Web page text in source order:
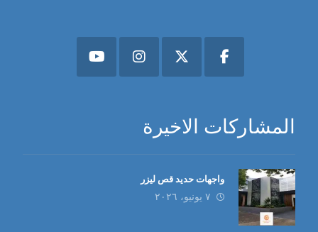
المشاركات الاخيرة
واجهات حديد قص ليزر
٧ يونيو، ٢٠٢٦